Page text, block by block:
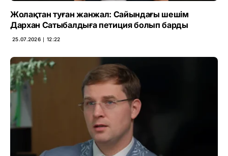
Жолақтан туған жанжал: Сайындағы шешім
Дархан Сатыбалдыға петиция болып барды
25.07.2026 ∣ 12:22